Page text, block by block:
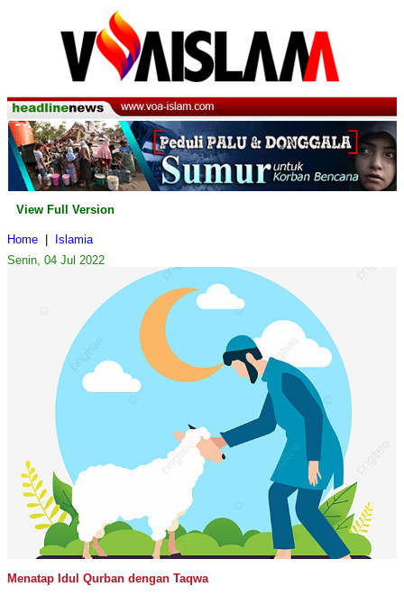
View Full Version
Home
Islamia
Senin, 04 Jul 2022
Menatap Idul Qurban dengan Taqwa